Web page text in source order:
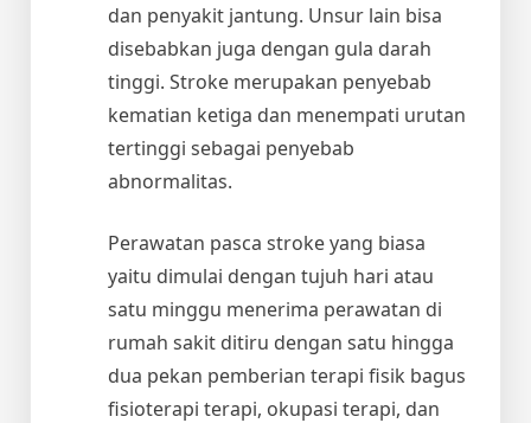
dan penyakit jantung. Unsur lain bisa
disebabkan juga dengan gula darah
tinggi. Stroke merupakan penyebab
kematian ketiga dan menempati urutan
tertinggi sebagai penyebab
abnormalitas.
Perawatan pasca stroke yang biasa
yaitu dimulai dengan tujuh hari atau
satu minggu menerima perawatan di
rumah sakit ditiru dengan satu hingga
dua pekan pemberian terapi fisik bagus
fisioterapi terapi, okupasi terapi, dan